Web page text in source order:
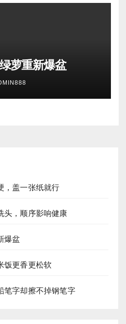
萝重新爆盆
，盖一张纸就行
头，顺序影响健康
爆盆
饭更香更松软
笔字却擦不掉钢笔字